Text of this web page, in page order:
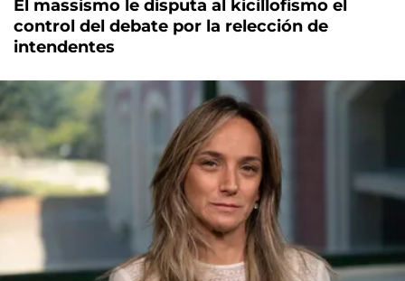
El massismo le disputa al kicillofismo el
control del debate por la relección de
intendentes